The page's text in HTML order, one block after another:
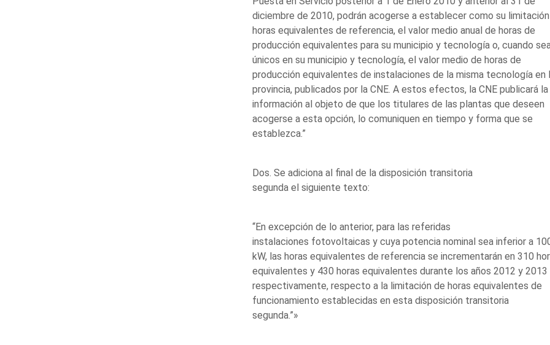
diciembre de 2010, podrán acogerse a establecer como su
horas equivalentes de referencia, el valor medio anual de horas de
producción equivalentes para su municipio y tecnología o, cuando
únicos en su municipio y tecnología, el valor medio de horas de
producción equivalentes de instalaciones de la misma tecnología en
provincia, publicados por la CNE. A estos efectos, la CNE publicará la
información al objeto de que los titulares de las plantas que deseen
acogerse a esta opción, lo comuniquen en tiempo y forma que se
establezca.”
Dos. Se adiciona al final de la disposición transitoria
segunda el siguiente texto:
“En excepción de lo anterior, para las referidas
instalaciones fotovoltaicas y cuya potencia nominal sea inferior a
kW, las horas equivalentes de referencia se incrementarán en 310
equivalentes y 430 horas equivalentes durante los años 2012 y 2013
respectivamente, respecto a la limitación de horas equivalentes de
funcionamiento establecidas en esta disposición transitoria
segunda.”»